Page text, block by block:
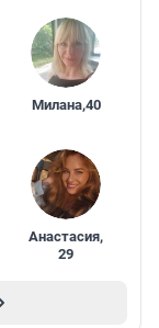
Милана,40
Анастасия,
29